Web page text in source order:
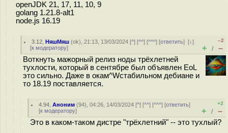
openJDK 21, 17, 11, 10, 9
golang 1.21.8-alt1
node.js 16.19
3.12 ,НяшМяш (ok), 21:13, 13/03/2024 [^] [^^] [^^^] [ответить][↓]
[к модератору]
–2
+ / –
Воткнуть мажорный релиз ноды трёхлетней
тухлости, который в сентябре был объявлен EoL
это сильно. Даже в окам^Wстабильном дебиане и
то 18.19 поставляется.
4.94 ,Аноним (94), 04:26, 14/03/2024 [^] [^^] [^^^] [ответить]
[к модератору]
+2
+ / –
Это в каком-таком дистре "трёхлетний" -- это тухлый?